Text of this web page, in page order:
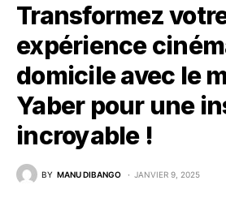
Transformez
expérience
domicile avec le
Yaber pour une
incroyable !
BY MANU DIBANGO JANVIER 9, 2025